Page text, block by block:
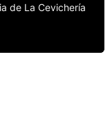
de La Cevichería